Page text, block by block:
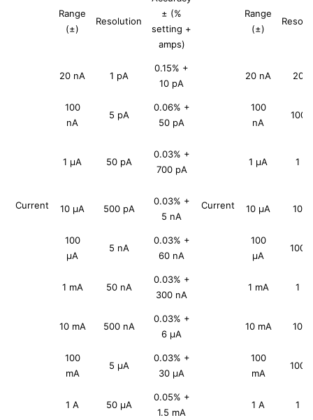
Current
Range
(±)
Resolution
± (%
setting +
amps)
Current
Range
(±)
20 nA 1 pA
0.15% +
10 pA
20 nA 20
100
nA
5 pA
0.06% +
50 pA
100
nA
100
1 μA 50 pA
0.03% +
700 pA
1 μA 1
10 μA 500 pA
0.03% +
5 nA
10 μA 10
100
μA
5 nA
0.03% +
60 nA
100
μA
100
1 mA 50 nA
0.03% +
300 nA
1 mA 1
10 mA 500 nA
0.03% +
6 μA
10 mA 10
100
mA
5 μA
0.03% +
30 μA
100
mA
100
1 A 50 μA
0.05% +
1.5 mA
1 A 1